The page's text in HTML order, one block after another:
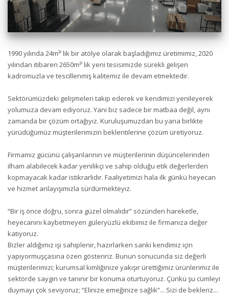
1990 yılında 24m²’ lik bir atölye olarak başladığımız üretimimiz, 2020
yılından itibaren 2650m²’ lik yeni tesisimizde sürekli gelişen
kadromuzla ve tescillenmiş kalitemiz ile devam etmektedir.
Sektörümüzdeki gelişmeleri takip ederek ve kendimizi yenileyerek
yolumuza devam ediyoruz. Yani biz sadece bir matbaa değil, aynı
zamanda bir çözüm ortağıyız. Kuruluşumuzdan bu yana birlikte
yürüdüğümüz müşterilerimizin beklentilerine çözüm üretiyoruz.
Firmamız gücünü çalışanlarının ve müşterilerinin düşüncelerinden
ilham alabilecek kadar yenilikçi ve sahip olduğu etik değerlerden
kopmayacak kadar istikrarlıdır. Faaliyetimizi hala ilk günkü heyecan
ve hizmet anlayışımızla sürdürmekteyiz.
“Bir iş önce doğru, sonra güzel olmalıdır” sözünden hareketle,
heyecanını kaybetmeyen güleryüzlü ekibimiz ile firmanıza değer
katıyoruz.
Bizler aldığımız işi sahiplenir, hazırlarken sanki kendimiz için
yapıyormuşçasına özen gösteririz. Bunun sonucunda siz değerli
müşterilerimizi; kurumsal kimliğinize yakışır ürettiğimiz ürünlerimiz ile
sektörde saygın ve tanınır bir konuma oturtuyoruz. Çünkü şu cümleyi
duymayı çok seviyoruz; “Elinize emeğinize sağlık”... Sizi de bekleriz...